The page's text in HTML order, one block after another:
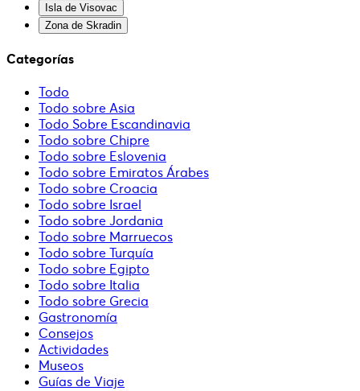
Isla de Visovac
Zona de Skradin
Categorías
Todo
Todo sobre Asia
Todo Sobre Escandinavia
Todo sobre Chipre
Todo sobre Eslovenia
Todo sobre Emiratos Árabes
Todo sobre Croacia
Todo sobre Israel
Todo sobre Jordania
Todo sobre Marruecos
Todo sobre Turquía
Todo sobre Egipto
Todo sobre Italia
Todo sobre Grecia
Gastronomía
Consejos
Actividades
Museos
Guías de Viaje